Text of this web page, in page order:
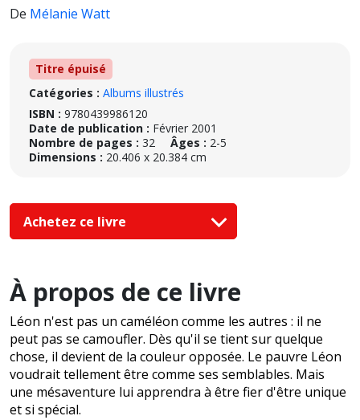
De Mélanie Watt
Titre épuisé
Catégories : Albums illustrés
ISBN : 9780439986120
Date de publication : Février 2001
Nombre de pages : 32 Âges : 2-5
Dimensions : 20.406 x 20.384 cm
Achetez ce livre
À propos de ce livre
Léon n'est pas un caméléon comme les autres : il ne
peut pas se camoufler. Dès qu'il se tient sur quelque
chose, il devient de la couleur opposée. Le pauvre Léon
voudrait tellement être comme ses semblables. Mais
une mésaventure lui apprendra à être fier d'être unique
et si spécial.